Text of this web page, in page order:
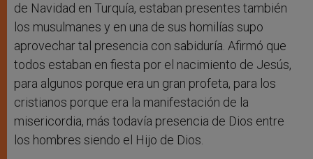
de Navidad en Turquía, estaban presentes también
los musulmanes y en una de sus homilías supo
aprovechar tal presencia con sabiduría. Afirmó que
todos estaban en fiesta por el nacimiento de Jesús,
para algunos porque era un gran profeta, para los
cristianos porque era la manifestación de la
misericordia, más todavía presencia de Dios entre
los hombres siendo el Hijo de Dios.